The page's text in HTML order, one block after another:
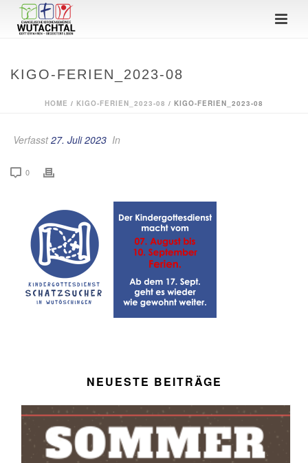
KIGO-FERIEN_2023-08
HOME / KIGO-FERIEN_2023-08 / KIGO-FERIEN_2023-08
Verfasst27. Juli 2023 In
0
NEUESTE BEITRÄGE